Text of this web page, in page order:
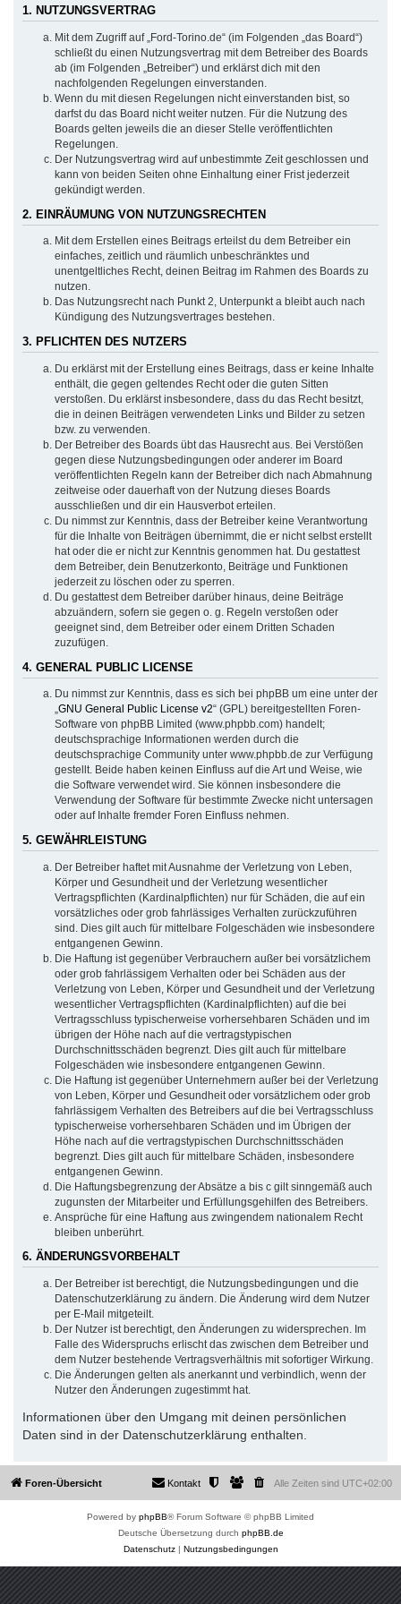
1. NUTZUNGSVERTRAG
Mit dem Zugriff auf „Ford-Torino.de“ (im Folgenden „das Board“)
schließt du einen Nutzungsvertrag mit dem Betreiber des Boards
ab (im Folgenden „Betreiber“) und erklärst dich mit den
nachfolgenden Regelungen einverstanden.
Wenn du mit diesen Regelungen nicht einverstanden bist, so
darfst du das Board nicht weiter nutzen. Für die Nutzung des
Boards gelten jeweils die an dieser Stelle veröffentlichten
Regelungen.
Der Nutzungsvertrag wird auf unbestimmte Zeit geschlossen und
kann von beiden Seiten ohne Einhaltung einer Frist jederzeit
gekündigt werden.
2. EINRÄUMUNG VON NUTZUNGSRECHTEN
Mit dem Erstellen eines Beitrags erteilst du dem Betreiber ein
einfaches, zeitlich und räumlich unbeschränktes und
unentgeltliches Recht, deinen Beitrag im Rahmen des Boards zu
nutzen.
Das Nutzungsrecht nach Punkt 2, Unterpunkt a bleibt auch nach
Kündigung des Nutzungsvertrages bestehen.
3. PFLICHTEN DES NUTZERS
Du erklärst mit der Erstellung eines Beitrags, dass er keine Inhalte
enthält, die gegen geltendes Recht oder die guten Sitten
verstoßen. Du erklärst insbesondere, dass du das Recht besitzt,
die in deinen Beiträgen verwendeten Links und Bilder zu setzen
bzw. zu verwenden.
Der Betreiber des Boards übt das Hausrecht aus. Bei Verstößen
gegen diese Nutzungsbedingungen oder anderer im Board
veröffentlichten Regeln kann der Betreiber dich nach Abmahnung
zeitweise oder dauerhaft von der Nutzung dieses Boards
ausschließen und dir ein Hausverbot erteilen.
Du nimmst zur Kenntnis, dass der Betreiber keine Verantwortung
für die Inhalte von Beiträgen übernimmt, die er nicht selbst erstellt
hat oder die er nicht zur Kenntnis genommen hat. Du gestattest
dem Betreiber, dein Benutzerkonto, Beiträge und Funktionen
jederzeit zu löschen oder zu sperren.
Du gestattest dem Betreiber darüber hinaus, deine Beiträge
abzuändern, sofern sie gegen o. g. Regeln verstoßen oder
geeignet sind, dem Betreiber oder einem Dritten Schaden
zuzufügen.
4. GENERAL PUBLIC LICENSE
Du nimmst zur Kenntnis, dass es sich bei phpBB um eine unter der
„GNU General Public License v2“ (GPL) bereitgestellten Foren-
Software von phpBB Limited (www.phpbb.com) handelt;
deutschsprachige Informationen werden durch die
deutschsprachige Community unter www.phpbb.de zur Verfügung
gestellt. Beide haben keinen Einfluss auf die Art und Weise, wie
die Software verwendet wird. Sie können insbesondere die
Verwendung der Software für bestimmte Zwecke nicht untersagen
oder auf Inhalte fremder Foren Einfluss nehmen.
5. GEWÄHRLEISTUNG
Der Betreiber haftet mit Ausnahme der Verletzung von Leben,
Körper und Gesundheit und der Verletzung wesentlicher
Vertragspflichten (Kardinalpflichten) nur für Schäden, die auf ein
vorsätzliches oder grob fahrlässiges Verhalten zurückzuführen
sind. Dies gilt auch für mittelbare Folgeschäden wie insbesondere
entgangenen Gewinn.
Die Haftung ist gegenüber Verbrauchern außer bei vorsätzlichem
oder grob fahrlässigem Verhalten oder bei Schäden aus der
Verletzung von Leben, Körper und Gesundheit und der Verletzung
wesentlicher Vertragspflichten (Kardinalpflichten) auf die bei
Vertragsschluss typischerweise vorhersehbaren Schäden und im
übrigen der Höhe nach auf die vertragstypischen
Durchschnittsschäden begrenzt. Dies gilt auch für mittelbare
Folgeschäden wie insbesondere entgangenen Gewinn.
Die Haftung ist gegenüber Unternehmern außer bei der Verletzung
von Leben, Körper und Gesundheit oder vorsätzlichem oder grob
fahrlässigem Verhalten des Betreibers auf die bei Vertragsschluss
typischerweise vorhersehbaren Schäden und im Übrigen der
Höhe nach auf die vertragstypischen Durchschnittsschäden
begrenzt. Dies gilt auch für mittelbare Schäden, insbesondere
entgangenen Gewinn.
Die Haftungsbegrenzung der Absätze a bis c gilt sinngemäß auch
zugunsten der Mitarbeiter und Erfüllungsgehilfen des Betreibers.
Ansprüche für eine Haftung aus zwingendem nationalem Recht
bleiben unberührt.
6. ÄNDERUNGSVORBEHALT
Der Betreiber ist berechtigt, die Nutzungsbedingungen und die
Datenschutzerklärung zu ändern. Die Änderung wird dem Nutzer
per E-Mail mitgeteilt.
Der Nutzer ist berechtigt, den Änderungen zu widersprechen. Im
Falle des Widerspruchs erlischt das zwischen dem Betreiber und
dem Nutzer bestehende Vertragsverhältnis mit sofortiger Wirkung.
Die Änderungen gelten als anerkannt und verbindlich, wenn der
Nutzer den Änderungen zugestimmt hat.
Informationen über den Umgang mit deinen persönlichen
Daten sind in der Datenschutzerklärung enthalten.
Foren-Übersicht Alle Zeiten sind UTC+02:00
Kontakt
Powered by phpBB® Forum Software © phpBB Limited
Deutsche Übersetzung durch phpBB.de
Datenschutz| Nutzungsbedingungen